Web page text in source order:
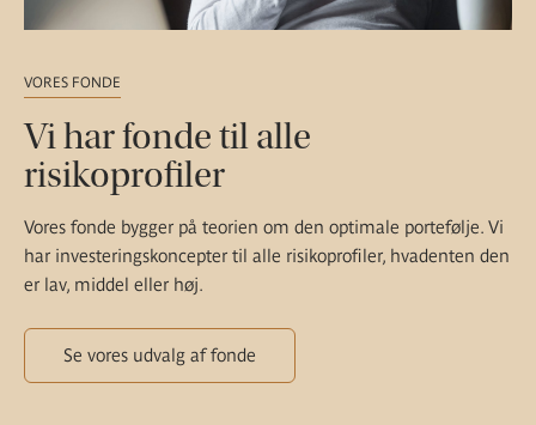
VORES FONDE
Vi har fonde til alle
risikoprofiler
Vores fonde bygger på teorien om den optimale portefølje. Vi
har investeringskoncepter til alle risikoprofiler, hvadenten den
er lav, middel eller høj.
Se vores udvalg af fonde